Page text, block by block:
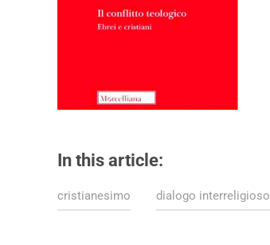
In this article:
cristianesimo dialogo interreligioso